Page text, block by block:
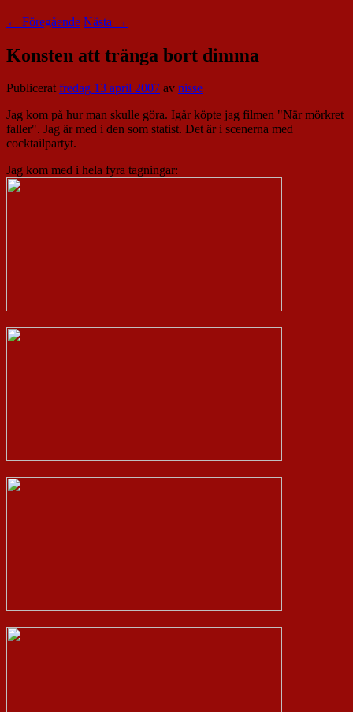
← Föregående Nästa →
Konsten att tränga bort dimma
Publiceratfredag 13 april 2007 av nisse
Jag kom på hur man skulle göra. Igår köpte jag filmen "När mörkret
faller". Jag är med i den som statist. Det är i scenerna med
cocktailpartyt.
Jag kom med i hela fyra tagningar: